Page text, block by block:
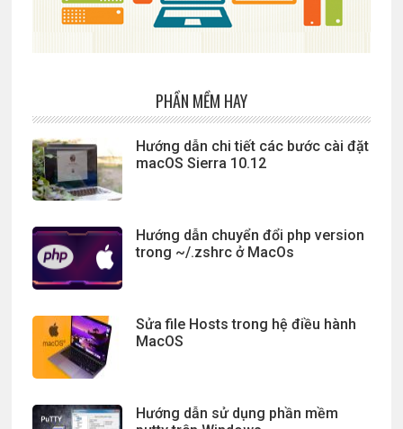
PHẦN MỀM HAY
Hướng dẫn chi tiết các bước cài đặt
macOS Sierra 10.12
Hướng dẫn chuyển đổi php version
trong ~/.zshrc ở MacOs
Sửa file Hosts trong hệ điều hành
MacOS
Hướng dẫn sử dụng phần mềm